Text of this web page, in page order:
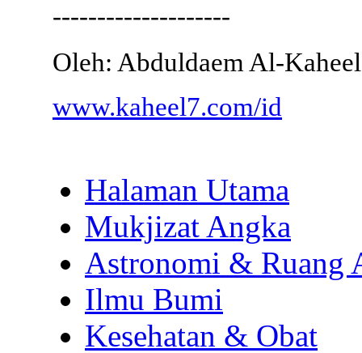
--------------------
Oleh: Abduldaem Al-Kaheel
www.kaheel7.com/id
Halaman Utama
Mukjizat Angka
Astronomi & Ruang
Ilmu Bumi
Kesehatan & Obat